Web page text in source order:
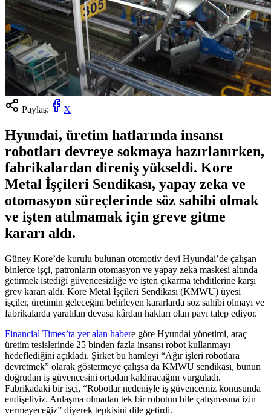
Paylaş: X
Hyundai, üretim hatlarında insansı
robotları devreye sokmaya hazırlanırken,
fabrikalardan direniş yükseldi. Kore
Metal İşçileri Sendikası, yapay zeka ve
otomasyon süreçlerinde söz sahibi olmak
ve işten atılmamak için greve gitme
kararı aldı.
Güney Kore’de kurulu bulunan otomotiv devi Hyundai’de çalışan
binlerce işçi, patronların otomasyon ve yapay zeka maskesi altında
getirmek istediği güvencesizliğe ve işten çıkarma tehditlerine karşı
grev kararı aldı. Kore Metal İşçileri Sendikası (KMWU) üyesi
işçiler, üretimin geleceğini belirleyen kararlarda söz sahibi olmayı ve
fabrikalarda yaratılan devasa kârdan hakları olan payı talep ediyor.
Financial Times’ta yer alan habere göre Hyundai yönetimi, araç
üretim tesislerinde 25 binden fazla insansı robot kullanmayı
hedeflediğini açıkladı. Şirket bu hamleyi “Ağır işleri robotlara
devretmek” olarak göstermeye çalışsa da KMWU sendikası, bunun
doğrudan iş güvencesini ortadan kaldıracağını vurguladı.
Fabrikadaki bir işçi, “Robotlar nedeniyle iş güvencemiz konusunda
endişeliyiz. Anlaşma olmadan tek bir robotun bile çalışmasına izin
vermeyeceğiz” diyerek tepkisini dile getirdi.